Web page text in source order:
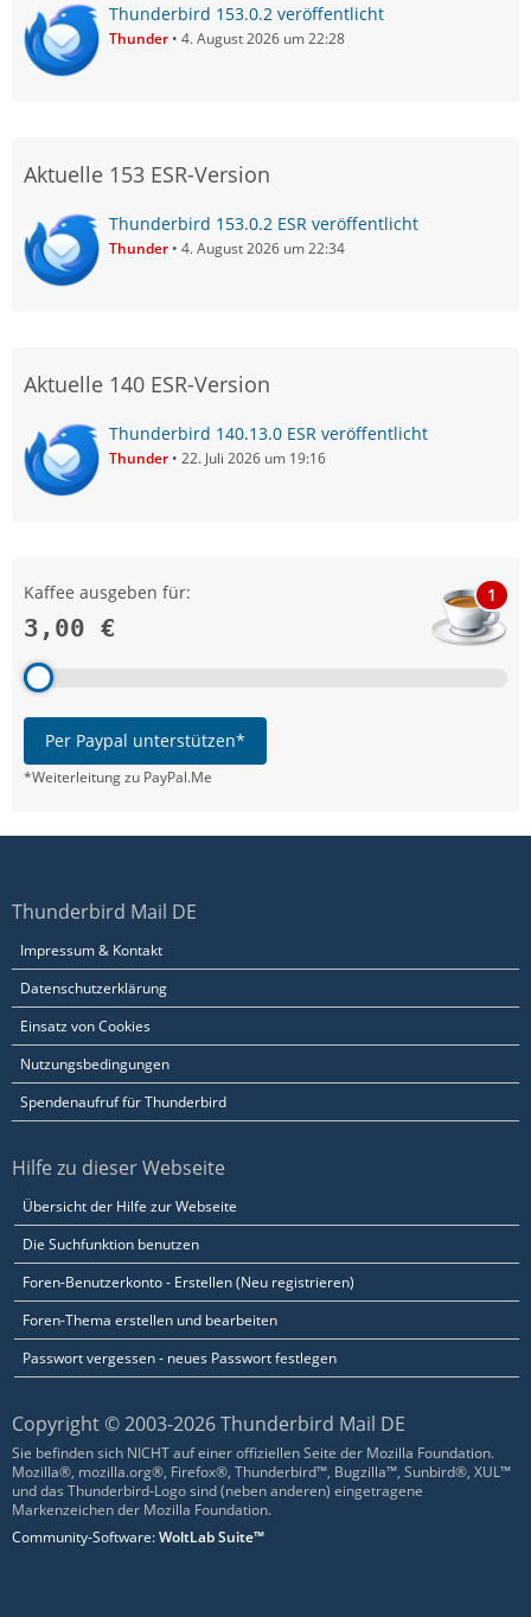
Thunderbird 153.0.2 veröffentlicht
Thunder 4. August 2026 um 22:28
Aktuelle 153 ESR-Version
Thunderbird 153.0.2 ESR veröffentlicht
Thunder 4. August 2026 um 22:34
Aktuelle 140 ESR-Version
Thunderbird 140.13.0 ESR veröffentlicht
Thunder 22. Juli 2026 um 19:16
Kaffee ausgeben für:
3,00 €
1
Per Paypal unterstützen*
*Weiterleitung zu PayPal.Me
Thunderbird Mail DE
Impressum & Kontakt
Datenschutzerklärung
Einsatz von Cookies
Nutzungsbedingungen
Spendenaufruf für Thunderbird
Hilfe zu dieser Webseite
Übersicht der Hilfe zur Webseite
Die Suchfunktion benutzen
Foren-Benutzerkonto - Erstellen (Neu registrieren)
Foren-Thema erstellen und bearbeiten
Passwort vergessen - neues Passwort festlegen
Copyright © 2003-2026 Thunderbird Mail DE
Sie befinden sich NICHT auf einer offiziellen Seite der Mozilla Foundation.
Mozilla®, mozilla.org®, Firefox®, Thunderbird™, Bugzilla™, Sunbird®, XUL™
und das Thunderbird-Logo sind (neben anderen) eingetragene
Markenzeichen der Mozilla Foundation.
Community-Software:WoltLab Suite™